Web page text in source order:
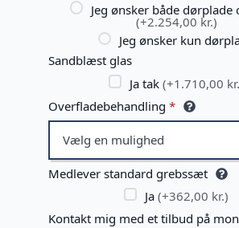
Jeg ønsker både dørplade
(+2.254,00 kr.)
Jeg ønsker kun
Sandblæst glas
Ja tak(+1.710,00
Overfladebehandling *
Medlever standard grebssæt
Ja(+362,00 kr.)
Kontakt mig med et tilbud på